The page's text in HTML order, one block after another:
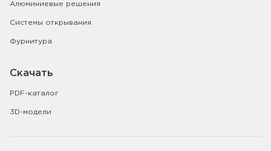
Алюминиевые решения
Системы открывания
Фурнитура
Скачать
PDF-каталог
3D-модели